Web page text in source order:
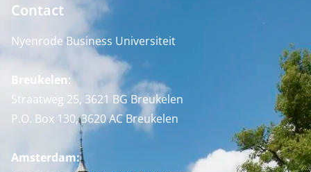
Contact
Nyenrode Business Universiteit
Breukelen:
Straatweg 25, 3621 BG Breukelen
P.O. Box 130, 3620 AC Breukelen
Amsterdam: